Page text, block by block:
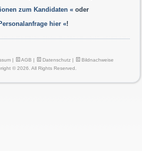
zum Kandidaten « oder
hier «!
AGB Datenschutz
Bildnachweise
© 2026. All Rights Reserved.